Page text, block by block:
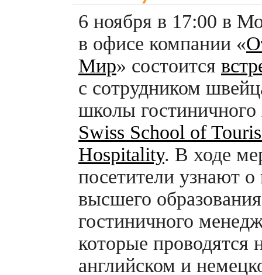
6 ноября в 17:00 в
в офисе компании «
Мир» состоится
с сотрудником
школы гостиничного
Swiss School of
Hospitality. В ходе
посетители узнают
высшего
гостиничного
которые проводятся
английском и